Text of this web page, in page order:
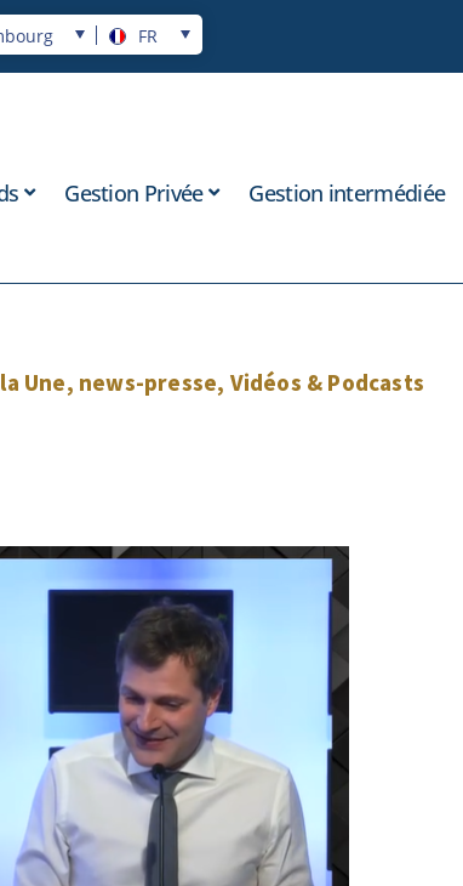
FR
Gestion Privée Gestion intermédiée
Une, news-presse, Vidéos & Podcasts